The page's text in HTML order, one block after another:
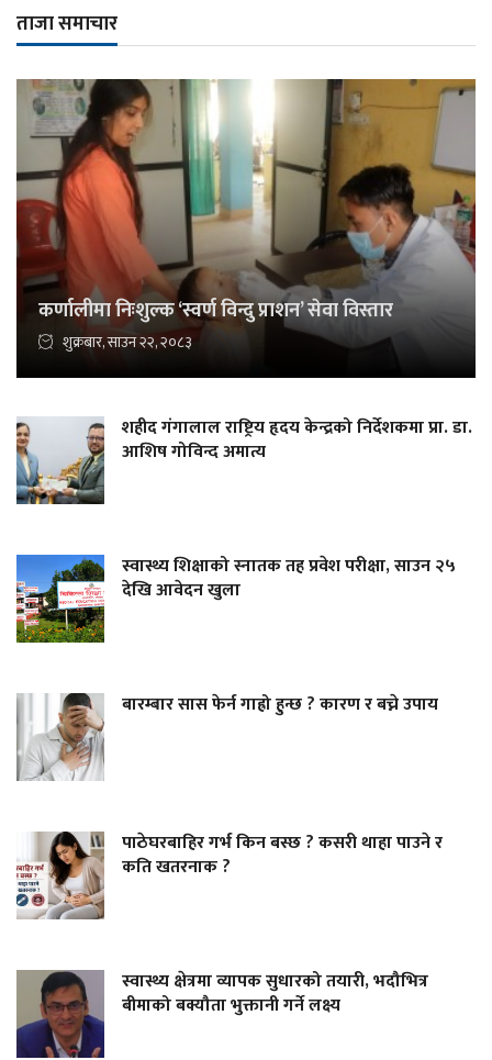
ताजा समाचार
कर्णालीमा निःशुल्क ‘स्वर्ण विन्दु प्राशन’ सेवा विस्तार
शुक्रबार, साउन २२, २०८३
शहीद गंगालाल राष्ट्रिय हृदय केन्द्रको निर्देशकमा प्रा. डा.
आशिष गोविन्द अमात्य
स्वास्थ्य शिक्षाको स्नातक तह प्रवेश परीक्षा, साउन २५
देखि आवेदन खुला
बारम्बार सास फेर्न गाह्रो हुन्छ ? कारण र बच्ने उपाय
पाठेघरबाहिर गर्भ किन बस्छ ? कसरी थाहा पाउने र
कति खतरनाक ?
स्वास्थ्य क्षेत्रमा व्यापक सुधारको तयारी, भदौभित्र
बीमाको बक्यौता भुक्तानी गर्ने लक्ष्य